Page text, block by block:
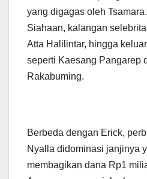
yang digagas oleh
Siahaan, kalangan
Atta Halilintar, hingga
seperti Kaesang Pangarep
Rakabuming.
Berbeda dengan Erick,
Nyalla didominasi janjinya
membagikan dana Rp1